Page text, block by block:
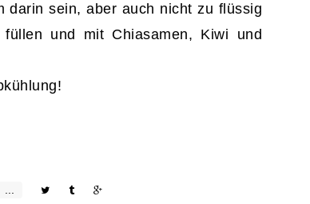
darin sein, aber auch nicht zu flüssig
und mit Chiasamen, Kiwi und